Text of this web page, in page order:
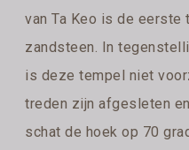
van Ta Keo is de eerste
zandsteen. In
is deze tempel niet
treden zijn afgesleten
schat de hoek op 70